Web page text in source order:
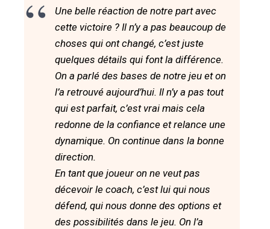
Une belle réaction de notre part avec
cette victoire ? Il n’y a pas beaucoup de
choses qui ont changé, c’est juste
quelques détails qui font la différence.
On a parlé des bases de notre jeu et on
l’a retrouvé aujourd’hui. Il n’y a pas tout
qui est parfait, c’est vrai mais cela
redonne de la confiance et relance une
dynamique. On continue dans la bonne
direction.
En tant que joueur on ne veut pas
décevoir le coach, c’est lui qui nous
défend, qui nous donne des options et
des possibilités dans le jeu. On l’a